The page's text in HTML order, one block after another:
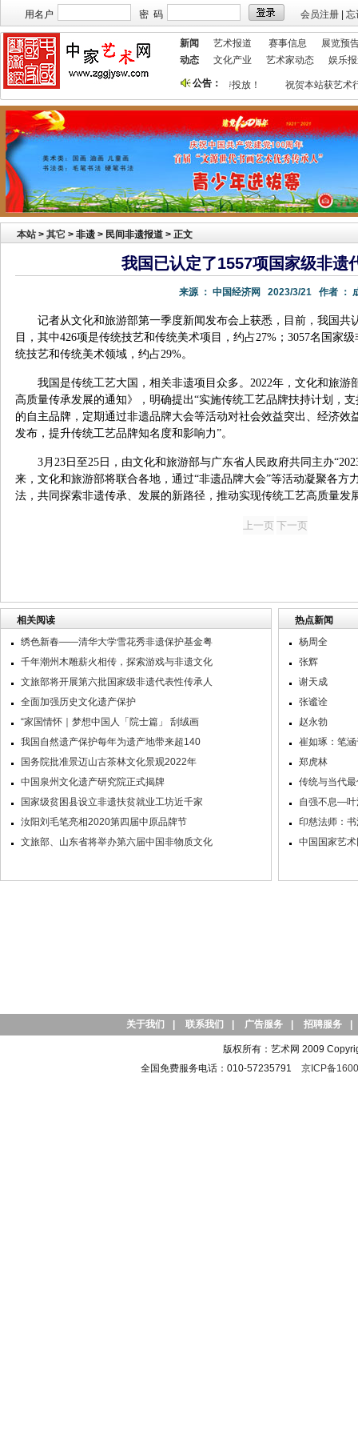
用名户 密 码 会员注册 忘
新闻 艺术报道 赛事信息
展览预
动态
文化产业 艺术家动态 娱乐
公告：
本站欢迎艺术家宣传投放！ 祝贺本站获艺术
本站 > 其它 > 非遗 > 民间非遗报道 > 正文
我国已认定了1557项国家级非遗
来源 ： 中国经济网 2023/3/21作者 ：
记者从文化和旅游部第一季度新闻发布会上获悉，目前，我国共
目，其中426项是传统技艺和传统美术项目，约占27%；3057名国家
统技艺和传统美术领域，约占29%。
我国是传统工艺大国，相关非遗项目众多。2022年，文化和旅游
高质量传承发展的通知》，明确提出“实施传统工艺品牌扶持计划，
的自主品牌，定期通过非遗品牌大会等活动对社会效益突出、经济效
发布，提升传统工艺品牌知名度和影响力”。
3月23日至25日，由文化和旅游部与广东省人民政府共同主办
来，文化和旅游部将联合各地，通过“非遗品牌大会”等活动凝聚各方
法，共同探索非遗传承、发展的新路径，推动实现传统工艺高质量发
相关阅读
绣色新春——清华大学雪花秀非遗保护基金粤
千年潮州木雕薪火相传，探索游戏与非遗文化
文旅部将开展第六批国家级非遗代表性传承人
全面加强历史文化遗产保护
“家国情怀｜梦想中国人「院士篇」 刮绒画
我国自然遗产保护每年为遗产地带来超140
国务院批准景迈山古茶林文化景观2022年
中国泉州文化遗产研究院正式揭牌
国家级贫困县设立非遗扶贫就业工坊近千家
汝阳刘毛笔亮相2020第四届中原品牌节
文旅部、山东省将举办第六届中国非物质文化
热点新闻
杨周全
张辉
谢天成
张谧诠
赵永勃
崔如琢：笔
郑虎林
传统与当代
自强不息—叶
印慈法师：
中国国家艺
关于我们 联系我们 广告服务 招聘服务
版权所有：艺术网 2009
全国免费服务电话：010-57235791 京ICP备